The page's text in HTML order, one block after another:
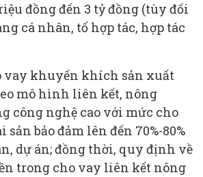
đồng đến 3 tỷ đồng (tùy đối
cá nhân, tổ hợp tác, hợp tác
vay khuyến khích sản xuất
mô hình liên kết, nông
công nghệ cao với mức cho
bảo đảm lên đến 70%-80%
dự án; đồng thời, quy định về
trong cho vay liên kết nông